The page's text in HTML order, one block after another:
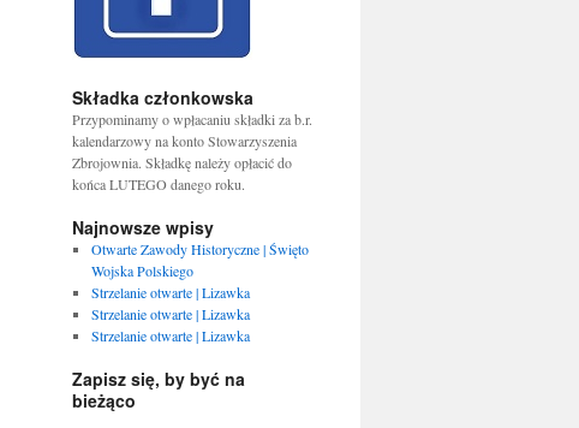
Składka członkowska
Przypominamy o wpłacaniu składki za b.r.
kalendarzowy na konto Stowarzyszenia
Zbrojownia. Składkę należy opłacić do
końca LUTEGO danego roku.
Najnowsze wpisy
Otwarte Zawody Historyczne | Święto
Wojska Polskiego
Strzelanie otwarte | Lizawka
Strzelanie otwarte | Lizawka
Strzelanie otwarte | Lizawka
Zapisz się, by być na
bieżąco